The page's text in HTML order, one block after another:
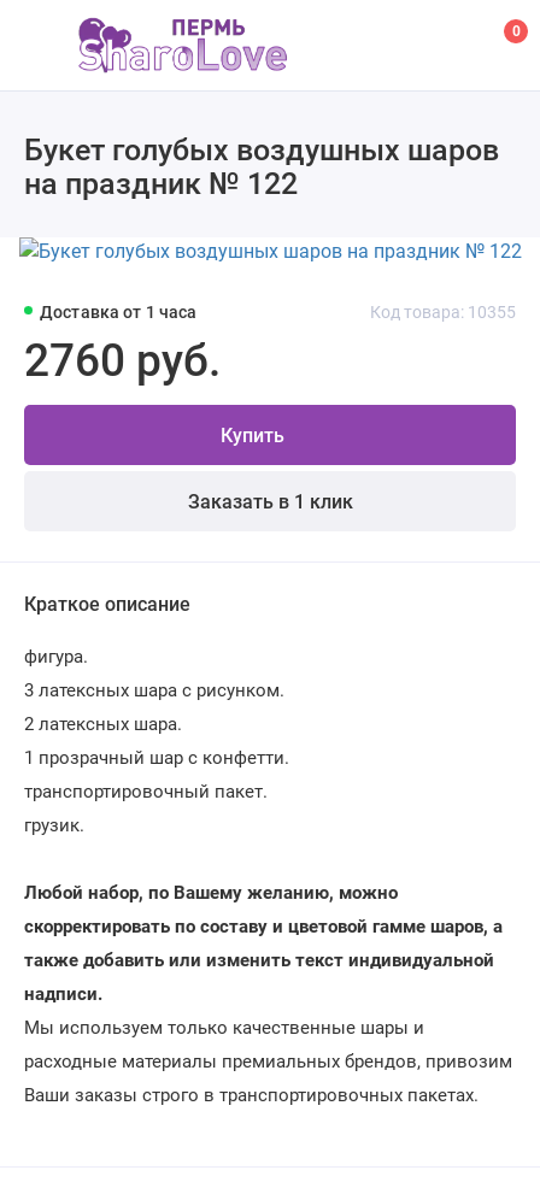
0
Букет голубых воздушных шаров
на праздник № 122
Доставка от 1 часа Код товара: 10355
2760 руб.
Купить
Заказать в 1 клик
Краткое описание
фигура.
3 латексных шара с рисунком.
2 латексных шара.
1 прозрачный шар с конфетти.
транспортировочный пакет.
грузик.
Любой набор, по Вашему желанию, можно
скорректировать по составу и цветовой гамме шаров, а
также добавить или изменить текст индивидуальной
надписи.
Мы используем только качественные шары и
расходные материалы премиальных брендов, привозим
Ваши заказы строго в транспортировочных пакетах.